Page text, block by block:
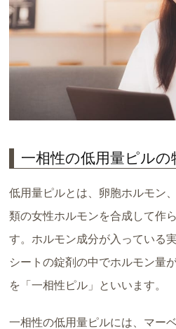
一相性の低用量ピルの
低用量ピルとは、卵胞ホルモン
類の女性ホルモンを合成して作
す。ホルモン成分が入っている
シートの錠剤の中でホルモン量
を「一相性ピル」といいます。
一相性の低用量ピルには、マー